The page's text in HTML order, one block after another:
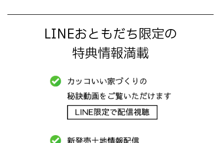
LINEおともだち限定の
特典情報満載